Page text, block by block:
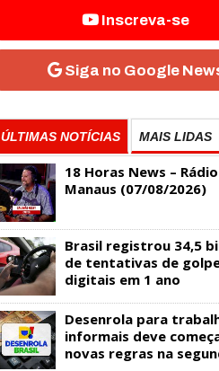
Inscreva-se
Siga no Google
ÚLTIMAS NOTÍCIAS MAIS LIDAS
18 Horas News​​​​​​​​​​​​ –
Manaus (07/08/2026)
Brasil registrou 34,5
de tentativas de
digitais em 1 ano
Desenrola para
informais deve
novas regras na